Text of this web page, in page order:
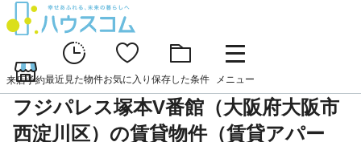
来店予約最近見た物件お気に入り 保存した条件 メニュー
フジパレス塚本V番館（大阪府大阪市
西淀川区）の賃貸物件（賃貸アパー